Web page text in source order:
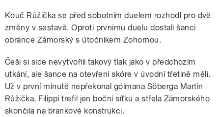
Kouč Růžička se před sobotním duelem rozhodl pro dvě
změny v sestavě. Oproti prvnímu duelu dostali šanci
obránce Zámorský s útočníkem Zohornou.
Češi si sice nevytvořili takový tlak jako v předchozím
utkání, ale šance na otevření skóre v úvodní třetině měli.
Už v první minutě nepřekonal gólmana Söberga Martin
Růžička, Filippi trefil jen boční síťku a střela Zámorského
skončila na brankové konstrukci.